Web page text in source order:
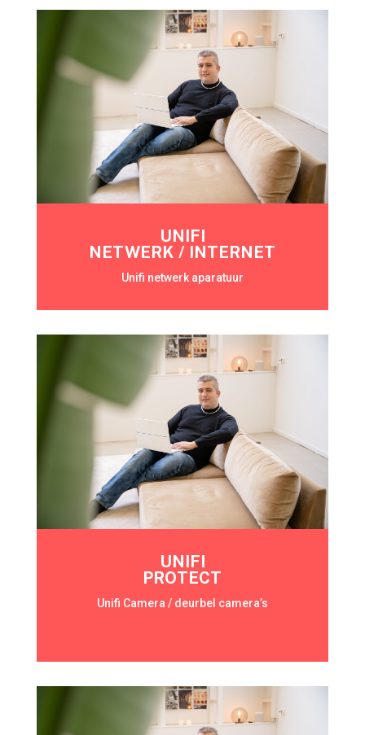
UNIFI
NETWERK / INTERNET
Unifi netwerk aparatuur
UNIFI
PROTECT
Unifi Camera / deurbel camera’s